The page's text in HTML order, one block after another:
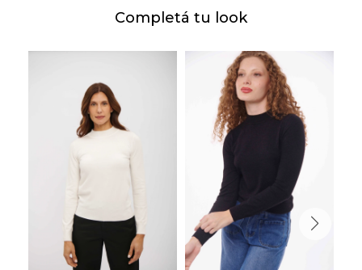
Completá tu look